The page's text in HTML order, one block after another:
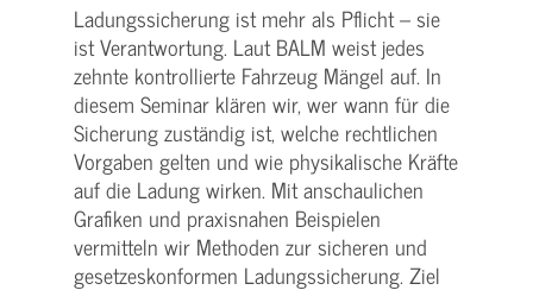
Ladungssicherung ist mehr als Pflicht – sie
ist Verantwortung. Laut BALM weist jedes
zehnte kontrollierte Fahrzeug Mängel auf. In
diesem Seminar klären wir, wer wann für die
Sicherung zuständig ist, welche rechtlichen
Vorgaben gelten und wie physikalische Kräfte
auf die Ladung wirken. Mit anschaulichen
Grafiken und praxisnahen Beispielen
vermitteln wir Methoden zur sicheren und
gesetzeskonformen Ladungssicherung. Ziel